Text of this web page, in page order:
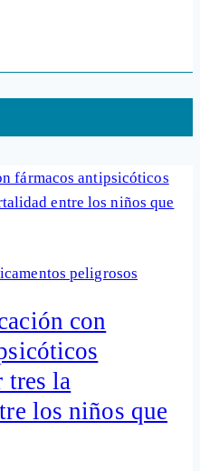
peligrosos
con
la
los niños que